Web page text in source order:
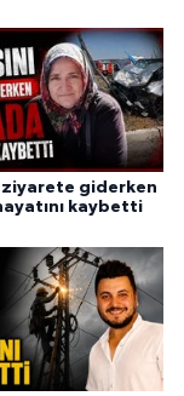
ziyarete giderken
kaybetti